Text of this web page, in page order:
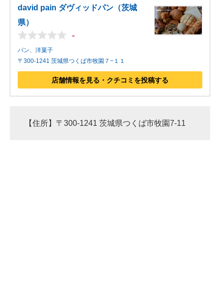
david pain ダヴィッドパン（茨城
県）
-
パン、洋菓子
〒300-1241 茨城県つくば市牧園７−１１
店舗情報を見る・クチコミを投稿する
【住所】〒300-1241 茨城県つくば市牧園7-11